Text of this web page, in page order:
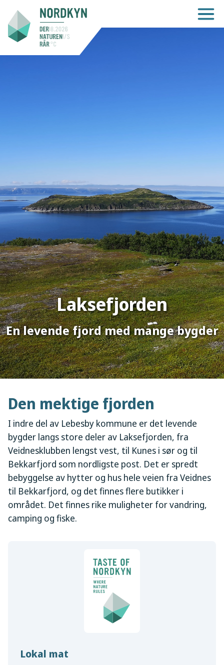
Laksefjorden
En levende fjord med mange bygder
Den mektige fjorden
I indre del av Lebesby kommune er det levende
bygder langs store deler av Laksefjorden, fra
Veidnesklubben lengst vest, til Kunes i sør og til
Bekkarfjord som nordligste post. Det er spredt
bebyggelse av hytter og hus hele veien fra Veidnes
til Bekkarfjord, og det finnes flere butikker i
området. Det finnes rike muligheter for vandring,
camping og fiske.
Lokal mat